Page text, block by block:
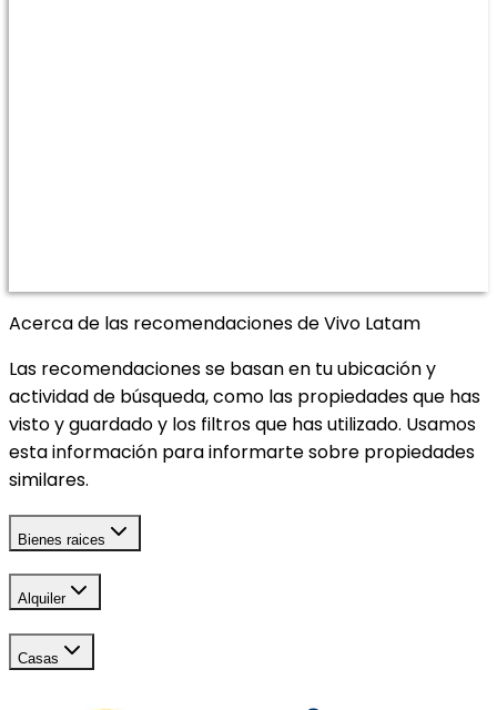
Acerca de las recomendaciones de Vivo Latam
Las recomendaciones se basan en tu ubicación y
actividad de búsqueda, como las propiedades que has
visto y guardado y los filtros que has utilizado. Usamos
esta información para informarte sobre propiedades
similares.
Bienes raices
Alquiler
Casas